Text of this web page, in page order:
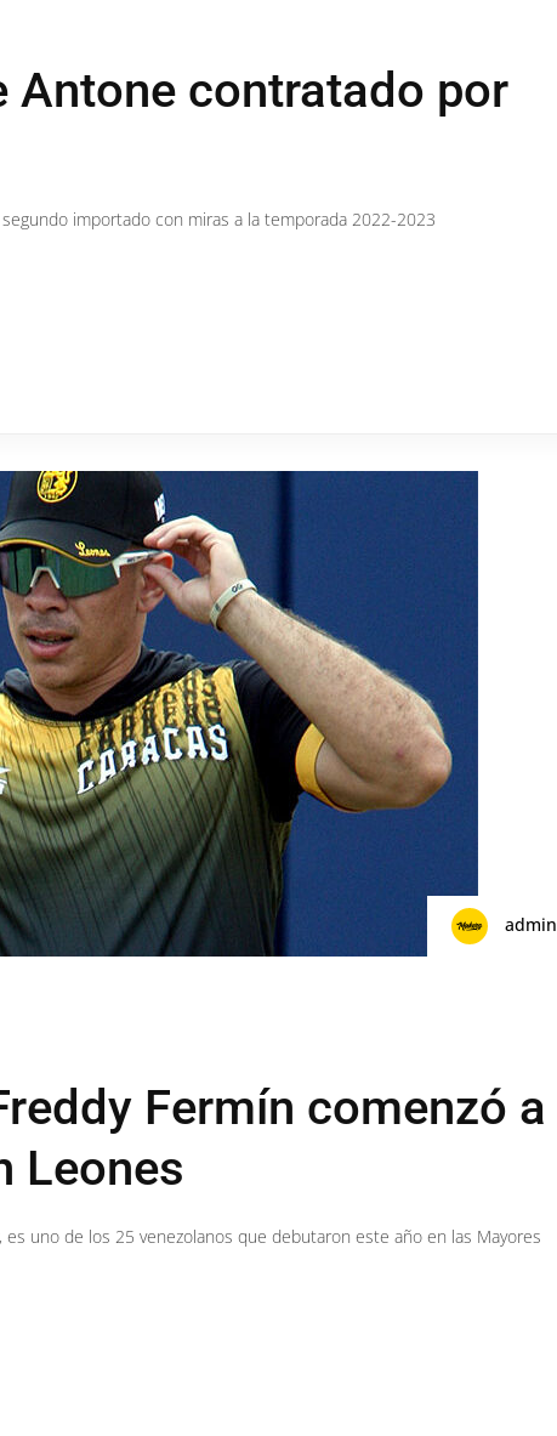
Antone contratado por
importado con miras a la temporada 2022-2023
admin
Fermín comenzó a
Leones
es uno de los 25 venezolanos que debutaron este año en las Mayores